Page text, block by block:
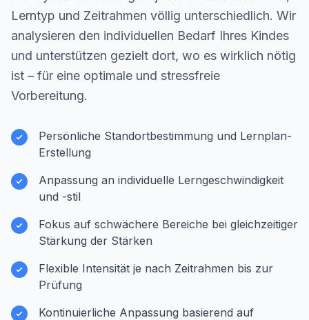
Lerntyp und Zeitrahmen völlig unterschiedlich. Wir
analysieren den individuellen Bedarf Ihres Kindes
und unterstützen gezielt dort, wo es wirklich nötig
ist – für eine optimale und stressfreie
Vorbereitung.
Persönliche Standortbestimmung und Lernplan-
Erstellung
Anpassung an individuelle Lerngeschwindigkeit
und -stil
Fokus auf schwächere Bereiche bei gleichzeitiger
Stärkung der Stärken
Flexible Intensität je nach Zeitrahmen bis zur
Prüfung
Kontinuierliche Anpassung basierend auf